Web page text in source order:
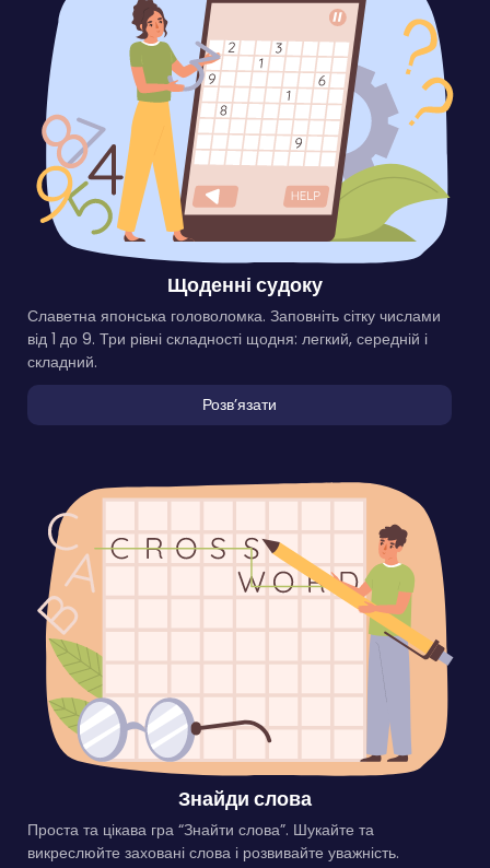
Щоденні судоку
Славетна японська головоломка. Заповніть сітку числами
від 1 до 9. Три рівні складності щодня: легкий, середній і
складний.
Розвʼязати
Знайди слова
Проста та цікава гра “Знайти слова”. Шукайте та
викреслюйте заховані слова і розвивайте уважність.